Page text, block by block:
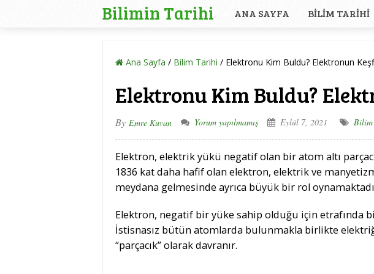
Bilimin Tarihi ANA SAYFA BILIM TARIHI
Ana Sayfa / Bilim Tarihi / Elektronu Kim Buldu? Elektronun
Elektronu Kim Buldu?
By Emre Kuvan Yorum yapılmamış Eylül 7, 2021
Elektron, elektrik yükü negatif olan bir atom altı
1836 kat daha hafif olan elektron, elektrik ve
meydana gelmesinde ayrıca büyük bir rol
Elektron, negatif bir yüke sahip olduğu için etrafında
İstisnasız bütün atomlarda bulunmakla birlikte
“parçacık” olarak davranır.